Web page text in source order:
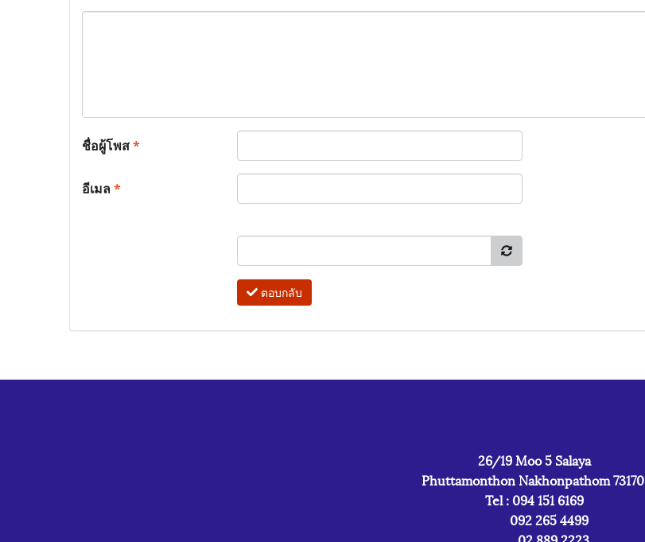
ชื่อผู้โพส*
อีเมล*
ตอบกลับ
26/19 Moo 5 Salaya
Phuttamonthon Nakhonpathom 73170
Tel : 094 151 6169
092 265 4499